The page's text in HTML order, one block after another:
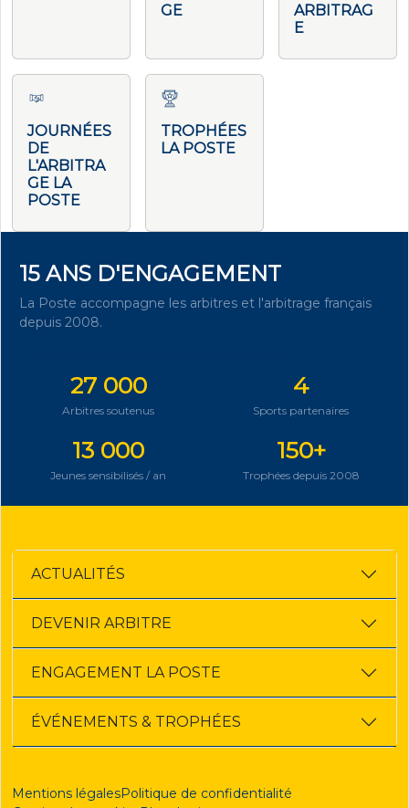
GE
ARBITRAG
E
JOURNÉES
DE
L'ARBITRA
GE LA
POSTE
TROPHÉES
LA POSTE
15 ANS D'ENGAGEMENT
La Poste accompagne les arbitres et l'arbitrage français
depuis 2008.
27 000
Arbitres soutenus
4
Sports partenaires
13 000
Jeunes sensibilisés / an
150+
Trophées depuis 2008
ACTUALITÉS
DEVENIR ARBITRE
ENGAGEMENT LA POSTE
ÉVÉNEMENTS & TROPHÉES
Mentions légalesPolitique de confidentialité